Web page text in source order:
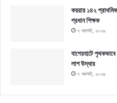
কয়রার ১৪২
প্রধান শিক্ষক
৭ আগস্ট, ২০২৬
বাগেরহাটে
লাশ উদ্ধার
৭ আগস্ট, ২০২৬